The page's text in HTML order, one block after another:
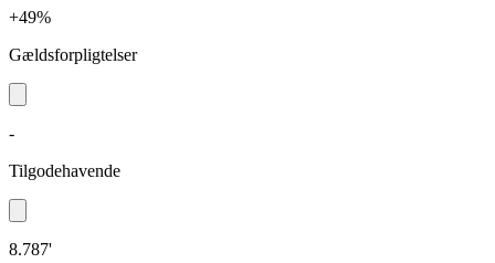
+49%
Gældsforpligtelser
-
Tilgodehavende
8.787'